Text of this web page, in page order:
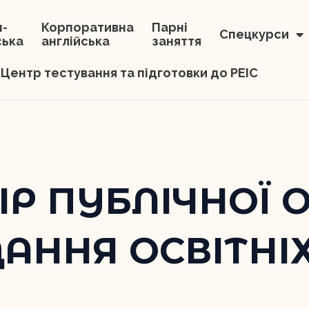
Корпоративна
англійська
Парні
заняття
Спецкурси
Центр тестування та підготовки до PEIC
ПУБЛІЧНОЇ